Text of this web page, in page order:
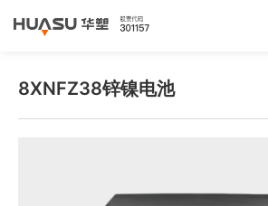
8XNFZ38锌镍电池